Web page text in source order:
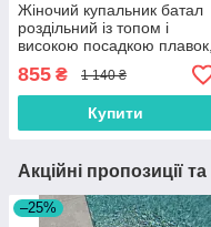
Жіночий купальник батал
роздільний із топом і
високою посадкою плавок,
великого розміру XL
855 ₴ 1 140 ₴
Купити
Акційні пропозиції
–25%